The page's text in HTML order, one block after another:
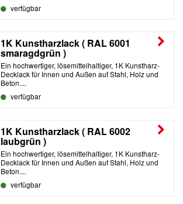
verfügbar
1K Kunstharzlack ( RAL 6001
smaragdgrün )
Ein hochwertiger, lösemittelhaltiger, 1K Kunstharz-
Decklack für Innen und Außen auf Stahl, Holz und
Beton....
verfügbar
1K Kunstharzlack ( RAL 6002
laubgrün )
Ein hochwertiger, lösemittelhaltiger, 1K Kunstharz-
Decklack für Innen und Außen auf Stahl, Holz und
Beton....
verfügbar